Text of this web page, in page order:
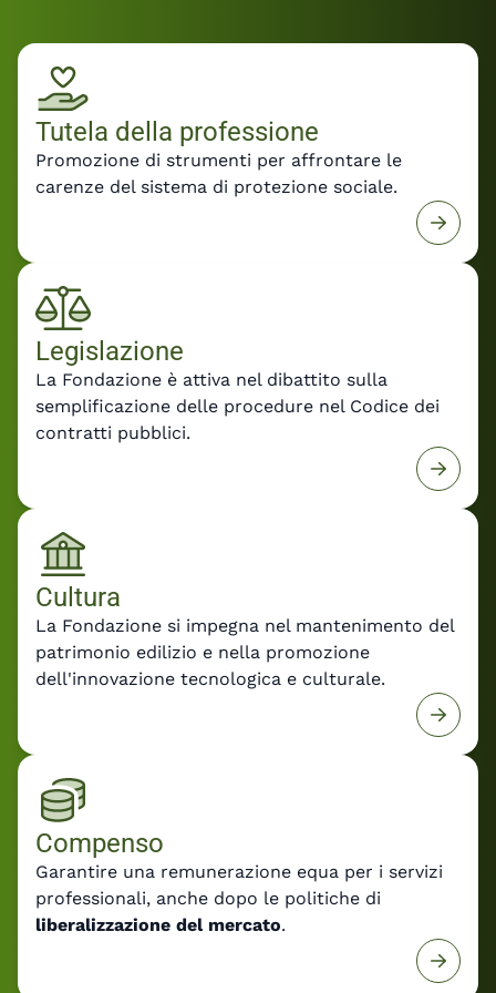
rendere la riforma uno strumento concreto di
crescita e sviluppo delle professioni tecniche.
Leggi il comunicato stampa con le
dichiarazioni del Presidente Felice De Luca e la
posizione di Fondazione Inarcassa sul DDL
Professioni e sulla prossima fase della riforma.
Tutela della professione
Promozione di strumenti per affrontare le
carenze del sistema di protezione sociale.
Legislazione
La Fondazione è attiva nel dibattito sulla
semplificazione delle procedure nel Codice dei
contratti pubblici.
Cultura
La Fondazione si impegna nel mantenimento del
patrimonio edilizio e nella promozione
dell'innovazione tecnologica e culturale.
Compenso
Garantire una remunerazione equa per i servizi
professionali, anche dopo le politiche di
liberalizzazione del mercato.